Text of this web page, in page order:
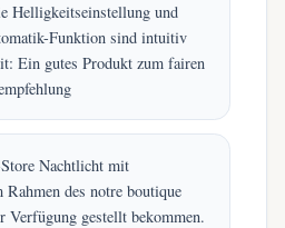
Helligkeitseinstellung und
Funktion sind intuitiv
Ein gutes Produkt zum fairen
Nachtlicht mit
des notre boutique
Verfügung gestellt bekommen.